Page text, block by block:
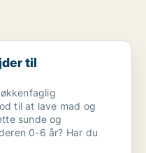
til
til at lave mad og
sunde og
0-6 år? Har du